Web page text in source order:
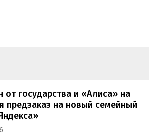
от государства и «Алиса» на
предзаказ на новый семейный